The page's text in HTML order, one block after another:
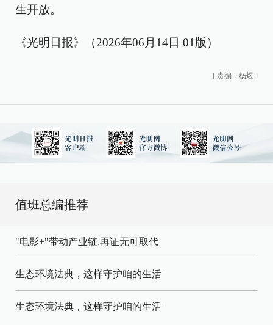
生开放。
《光明日报》（2026年06月14日 01版）
[ 责编：杨煜 ]
值班总编推荐
"电影+"带动产业链,再证无可取代
生态环境法典，这样守护咱的生活
生态环境法典，这样守护咱的生活